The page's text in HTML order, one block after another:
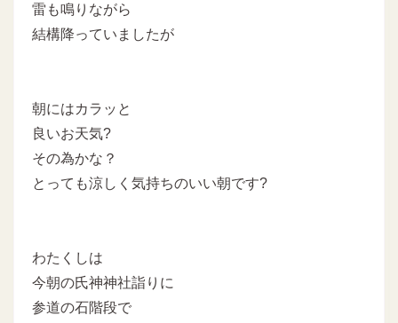
雷も鳴りながら
結構降っていましたが
朝にはカラッと
良いお天気?
その為かな？
とっても涼しく気持ちのいい朝です?
わたくしは
今朝の氏神神社詣りに
参道の石階段で